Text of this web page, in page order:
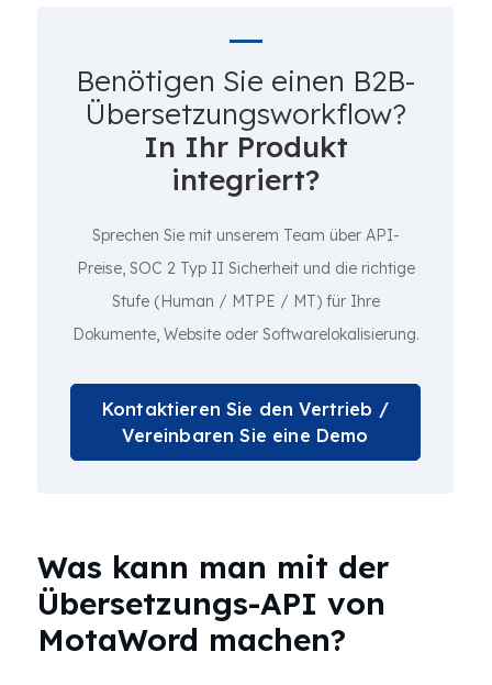
Benötigen Sie einen B2B-
Übersetzungsworkflow?
In Ihr Produkt
integriert?
Sprechen Sie mit unserem Team über API-
Preise, SOC 2 Typ II Sicherheit und die richtige
Stufe (Human / MTPE / MT) für Ihre
Dokumente, Website oder Softwarelokalisierung.
Kontaktieren Sie den Vertrieb /
Vereinbaren Sie eine Demo
Was kann man mit der
Übersetzungs-API von
MotaWord machen?